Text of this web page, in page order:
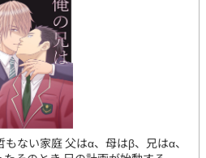
ない家庭 父はα、母はβ、兄はα、